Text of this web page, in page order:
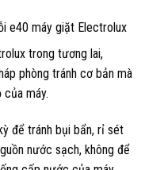
e40 máy giặt Electrolux
trong tương lai,
phòng tránh cơ bản mà
máy.
để tránh bụi bẩn, rỉ sét
nước sạch, không để